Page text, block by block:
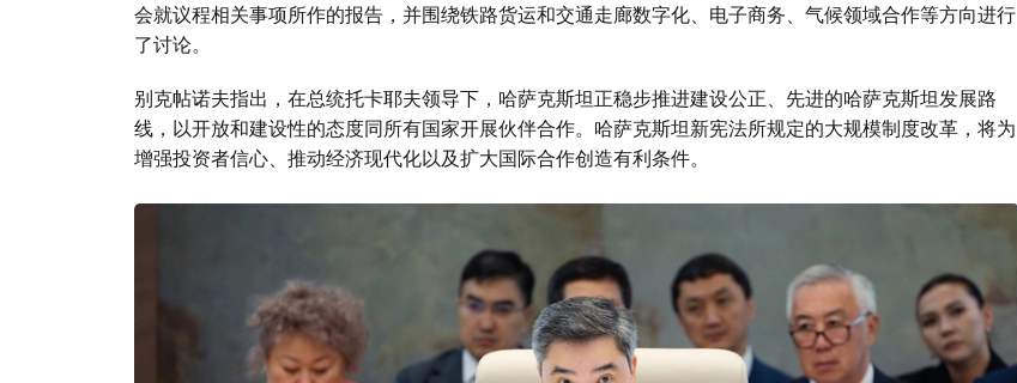
会就议程相关事项所作的报告，并围绕铁路货运和交通走廊数字化、电子商务、气候领域合作等方向进行
了讨论。
别克帖诺夫指出，在总统托卡耶夫领导下，哈萨克斯坦正稳步推进建设公正、先进的哈萨克斯坦发展路
线，以开放和建设性的态度同所有国家开展伙伴合作。哈萨克斯坦新宪法所规定的大规模制度改革，将为
增强投资者信心、推动经济现代化以及扩大国际合作创造有利条件。